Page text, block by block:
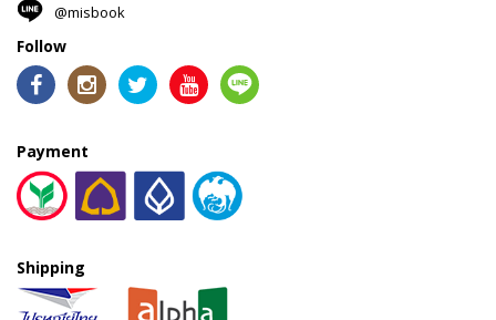
@misbook
Follow
Payment
Shipping